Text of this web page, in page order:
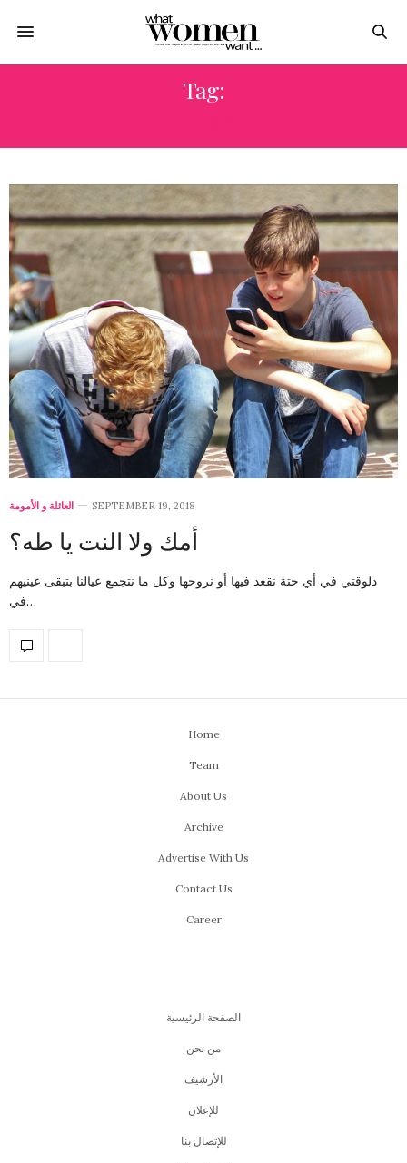
Tag:
العائلة و الأمومة SEPTEMBER 19, 2018
أمك ولا النت يا طه؟
دلوقتي في أي حتة نقعد فيها أو نروحها وكل ما نتجمع عيالنا بتبقى عينيهم
في…
Home
Team
About Us
Archive
Advertise With Us
Contact Us
Career
الصفحة الرئيسية
من نحن
اﻷرشيف
للإعلان
للإتصال بنا